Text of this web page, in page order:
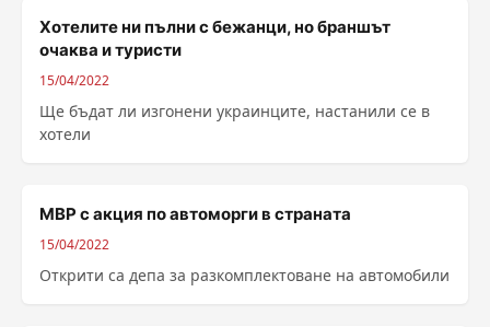
Хотелите ни пълни с бежанци, но браншът
очаква и туристи
15/04/2022
Ще бъдат ли изгонени украинците, настанили се в
хотели
МВР с акция по автоморги в страната
15/04/2022
Открити са депа за разкомплектоване на автомобили